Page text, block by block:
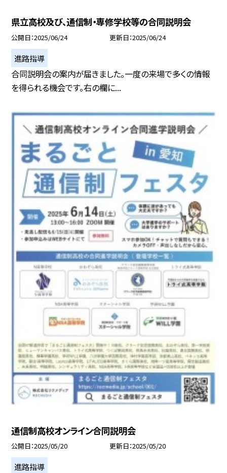
県立高校及び、通信制・専修学校等の合同説明会
公開日 2025/06/24 更新日 2025/06/24
進路指導
合同説明会の案内が届きました。一度の来場で多くの情報
を得られる機会です。右の欄に...
通信制高校オンライン合同説明会
公開日 2025/05/20 更新日 2025/05/20
進路指導